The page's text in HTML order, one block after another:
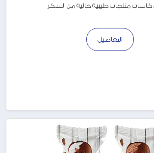
مثلجات حليبية خالية من السكر
التفاصيل